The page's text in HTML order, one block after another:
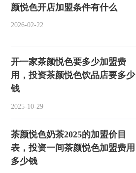
颜悦色开店加盟条件有什么
2026-02-22
开一家茶颜悦色要多少加盟费
用，投资茶颜悦色饮品店要多少
钱
2025-10-29
茶颜悦色奶茶2025的加盟价目
表，投资一间茶颜悦色加盟费用
多少钱